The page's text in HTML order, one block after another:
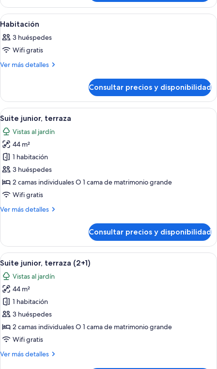
Suite
Vista
Mar
Abrir
todas
las
fotos
de
Habitación de hotel con cama,
12
Habitación
3 huéspedes
Wifi gratis
Ver más detalles
Más
Consultar precios y disponibilidad
Abrir
todas
las
fotos
de
Suite
junior,
terraza
Un patio al aire libre con dos sillas
9
Suite junior, terraza
Vistas al jardín
44 m²
1 habitación
3 huéspedes
2 camas individuales O 1 cama de matrimonio grande
Wifi gratis
Ver más detalles
Más
junior,
terraza
Consultar precios y disponibilidad
Abrir
todas
las
fotos
de
Suite
junior,
terraza
Un patio al aire libre con dos sillas
9
Suite junior, terraza (2+1)
Vistas al jardín
44 m²
1 habitación
3 huéspedes
2 camas individuales O 1 cama de matrimonio grande
Wifi gratis
Ver más detalles
Más